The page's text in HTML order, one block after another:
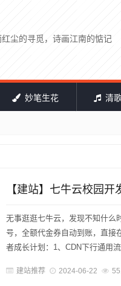
红尘的寻觅，诗画江南的惦记
妙笔生花 清
【建站】七牛云校园
无事逛逛七牛云，发现不知什么
号，全额代金券自动到账，直接
者成长计划：1、CDN下行通用
建站推荐 2024-06-22